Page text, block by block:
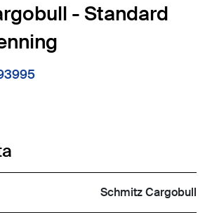
- Standard
Schmitz Cargobull